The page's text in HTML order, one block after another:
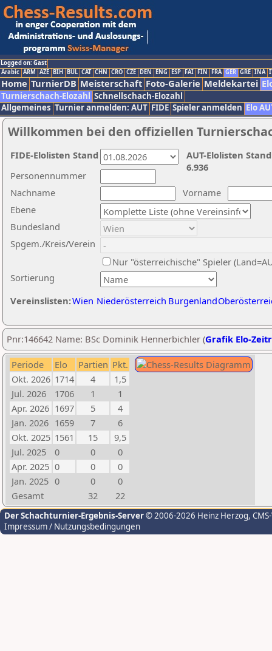
Logged on: Gast
Arabic ARM AZE BIH BUL CAT CHN CRO CZE DEN ENG ESP FAI FIN FRA GER GRE INA
Home TurnierDB Meisterschaft Foto-Galerie Meldekartei
Turnierschach-Elozahl Schnellschach-Elozahl
Allgemeines Turnier anmelden: AUT FIDE Spieler anmelden Elo
Willkommen bei den offiziellen
Nachname
Vorname
Ebene
Sortierung
Personennummer
Bundesland
Spgem./Kreis/Verein
Nur "österreichische" Spieler
Vereinslisten:Wien Niederösterreich Burgenland
AUT-Elolisten
6.936
FIDE-Elolisten Stand
Pnr:146642 Name: BSc Dominik Hennerbichler (Grafik Elo-
Periode Elo Partien Pkt.
Okt. 2026 1714 4
1,5
Jul. 2026
1706 1
1
Apr. 2026 1697 5
4
Jan. 2026 1659 7
6
Okt. 2025 1561 15
9,5
Jul. 2025
0 0
0
Apr. 2025 0 0
0
Jan. 2025 0 0
0
Gesamt
32 22
Der Schachturnier-Ergebnis-Server© 2006-2026 Heinz Herzog,
Impressum / Nutzungsbedingungen